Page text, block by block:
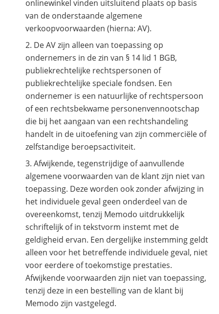
sector
een
batterij
ADS-
Energy
commerciële
opslag:
slimme
oplossingen
voor
grootschalige
toepassingen
Commerciële
zelfconsumptie
pieken
verlagen
onlinewinkel vinden uitsluitend plaats op basis
van de onderstaande algemene
verkoopvoorwaarden (hierna: AV).
De AV zijn alleen van toepassing op
ondernemers in de zin van § 14 lid 1 BGB,
publiekrechtelijke rechtspersonen of
publiekrechtelijke speciale fondsen. Een
ondernemer is een natuurlijke of rechtspersoon
of een rechtsbekwame personenvennootschap
die bij het aangaan van een rechtshandeling
handelt in de uitoefening van zijn commerciële of
zelfstandige beroepsactiviteit.
Afwijkende, tegenstrijdige of aanvullende
algemene voorwaarden van de klant zijn niet van
toepassing. Deze worden ook zonder afwijzing in
het individuele geval geen onderdeel van de
overeenkomst, tenzij Memodo uitdrukkelijk
schriftelijk of in tekstvorm instemt met de
geldigheid ervan. Een dergelijke instemming geldt
alleen voor het betreffende individuele geval, niet
voor eerdere of toekomstige prestaties.
Afwijkende voorwaarden zijn niet van toepassing,
tenzij deze in een bestelling van de klant bij
Memodo zijn vastgelegd.